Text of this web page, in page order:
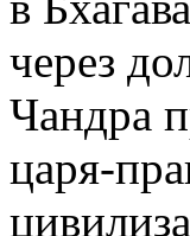
через
Чандра
царя-